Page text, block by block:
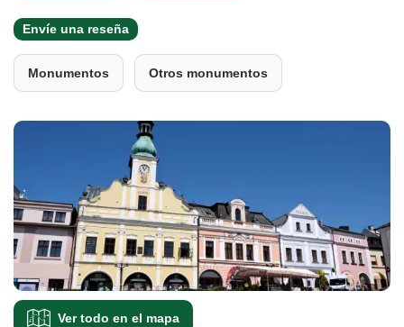
Envíe una reseña
Monumentos Otros monumentos
Ver todo en el mapa